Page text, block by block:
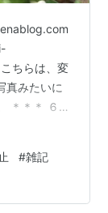
ちらは、変
真みたいに
＊＊＊ ６月
うなってい
で観察する
？の🐜た
いう事なん
#雑記